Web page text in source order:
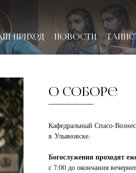
ПРИХОД НОВОСТИ
О соборе
Кафедральный Спасо-
в Ульяновске.
Богослужения проходят
с 7:00 до окончания